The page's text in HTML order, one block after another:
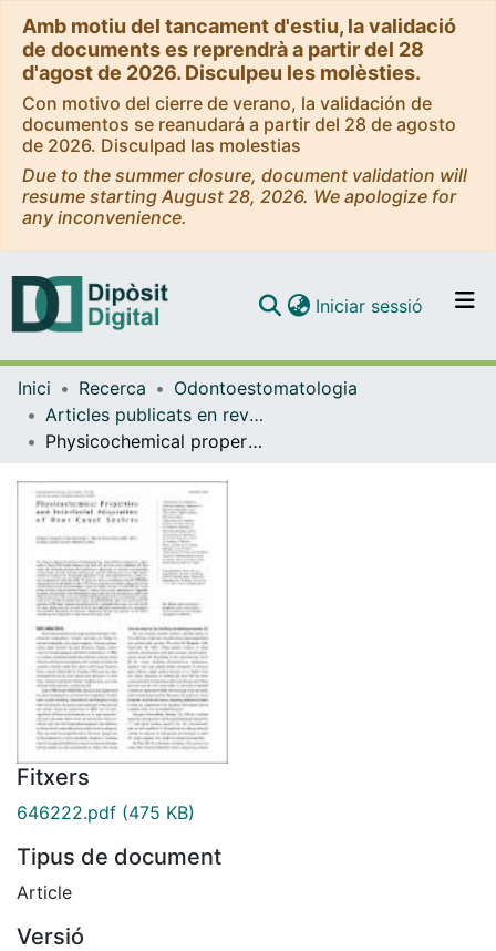
Amb motiu del tancament d'estiu, la validació
de documents es reprendrà a partir del 28
d'agost de 2026. Disculpeu les molèsties.
Con motivo del cierre de verano, la validación de
documentos se reanudará a partir del 28 de agosto
de 2026. Disculpad las molestias
Due to the summer closure, document validation will
resume starting August 28, 2026. We apologize for
any inconvenience.
Navega per tot el DD
Iniciar sessió (current)
Inici Recerca
Odontoestomatologia
Articles publicats en revistes (Odontoestomatologia)
Physicochemical properties and interfacial adaptation of root canal sealers.
Fitxers
646222.pdf (475 KB)
Tipus de document
Article
Versió